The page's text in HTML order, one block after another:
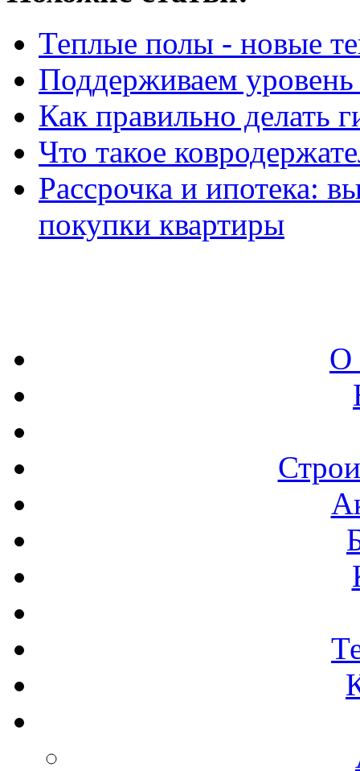
Теплые полы - новые
Поддерживаем уровень
Как правильно делать
Что такое
Рассрочка и ипотека:
покупки квартиры
О